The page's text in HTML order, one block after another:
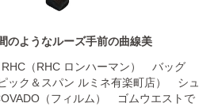
のようなルーズ手前の曲線美
（RHC ロンハーマン） バッグ
ック＆スパン ルミネ有楽町店） シュ
（フィルム） ゴムウエストで